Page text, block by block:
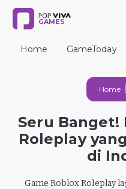
GAMES
Home GameToday
Home
Seru Banget!
Roleplay
di
Game Roblox Roleplay